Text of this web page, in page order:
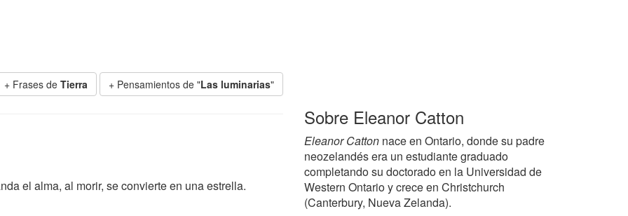
+ Frases de Tierra + Pensamientos de "Las luminarias"
el alma, al morir, se convierte en una estrella.
Sobre Eleanor Catton
Eleanor Catton nace en Ontario, donde su padre
neozelandés era un estudiante graduado
completando su doctorado en la Universidad de
Western Ontario y crece en Christchurch
(Canterbury, Nueva Zelanda).